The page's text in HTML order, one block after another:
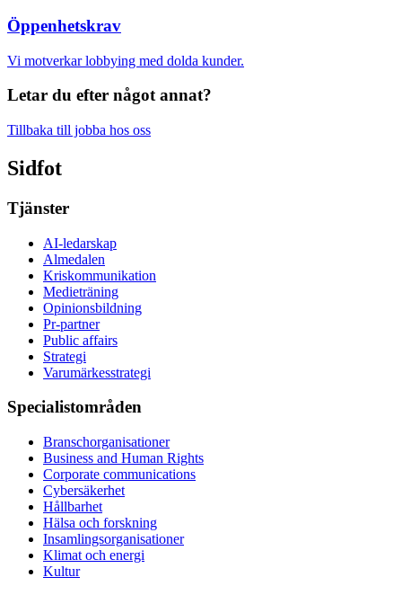
Öppenhetskrav
Vi motverkar lobbying med dolda kunder.
Letar du efter något annat?
Tillbaka till jobba hos oss
Sidfot
Tjänster
AI-ledarskap
Almedalen
Kris­kommunikation
Medieträning
Opinionsbildning
Pr-partner
Public affairs
Strategi
Varumärkesstrategi
Specialistområden
Branschorganisationer
Business and Human Rights
Corporate communications
Cybersäkerhet
Hållbarhet
Hälsa och forskning
Insamlingsorganisationer
Klimat och energi
Kultur